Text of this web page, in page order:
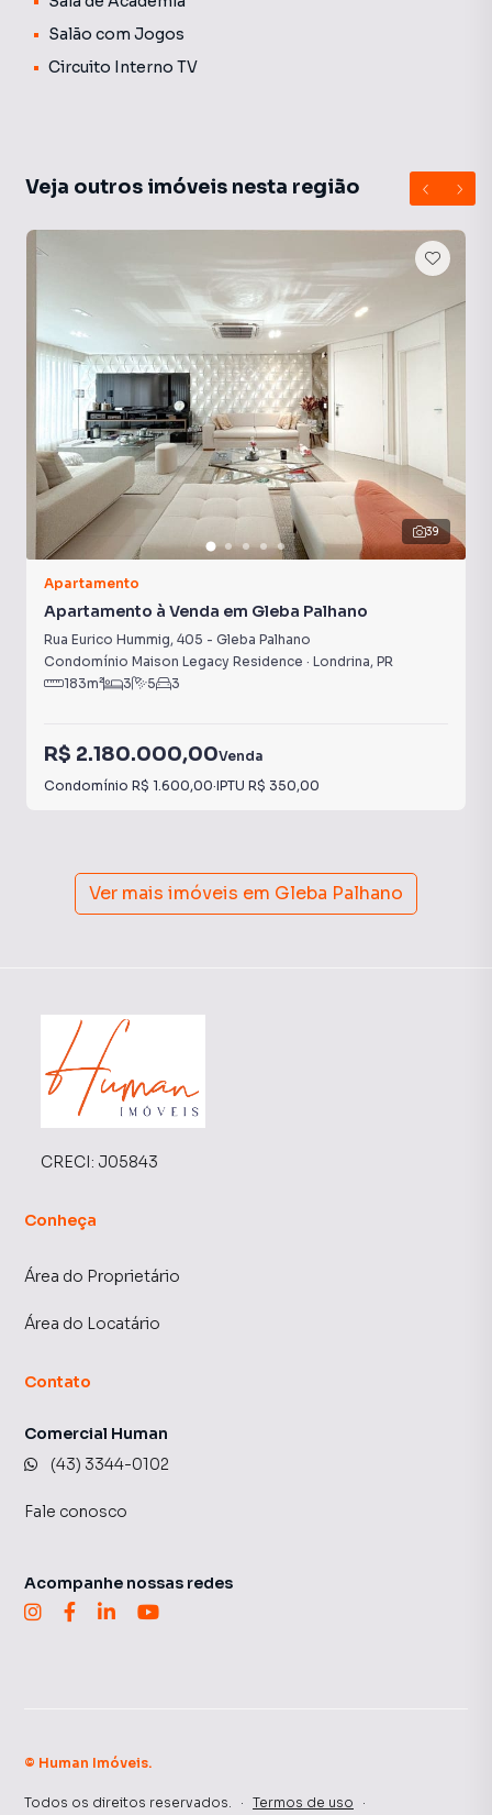
Salão com Jogos
Circuito Interno TV
Veja outros imóveis nesta região
39
Apartamento
Apartamento à Venda em Gleba Palhano
Rua Eurico Hummig, 405 - Gleba Palhano
Condomínio Maison Legacy Residence · Londrina, PR
183m² 3 5 3
R$ 2.180.000,00Venda
Condomínio R$ 1.600,00·IPTU R$ 350,00
Ver mais imóveis em Gleba Palhano
CRECI: J05843
Conheça
Área do Proprietário
Área do Locatário
Contato
Comercial Human
(43) 3344-0102
Fale conosco
Acompanhe nossas redes
© Human Imóveis.
Todos os direitos reservados. · Termos de uso ·